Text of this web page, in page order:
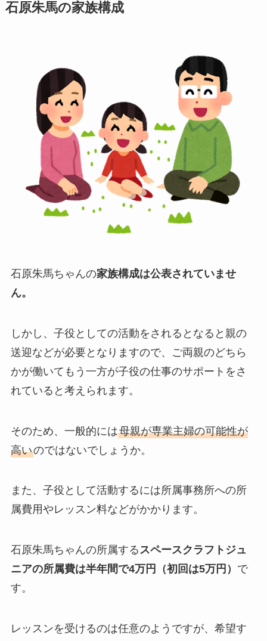
石原朱馬の家族構成
石原朱馬ちゃんの家族構成は公表されていませ
ん。
しかし、子役としての活動をされるとなると親の
送迎などが必要となりますので、ご両親のどちら
かが働いてもう一方が子役の仕事のサポートをさ
れていると考えられます。
そのため、一般的には母親が専業主婦の可能性が
高いのではないでしょうか。
また、子役として活動するには所属事務所への所
属費用やレッスン料などがかかります。
石原朱馬ちゃんの所属するスペースクラフトジュ
ニアの所属費は半年間で4万円（初回は5万円） で
す。
レッスンを受けるのは任意のようですが、希望す